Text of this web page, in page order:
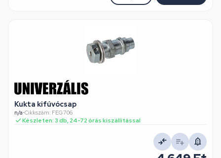
Kukta kifúvócsap
n/a•Cikkszám: FEG706
Készleten: 3 db, 24-72 órás kiszállítással